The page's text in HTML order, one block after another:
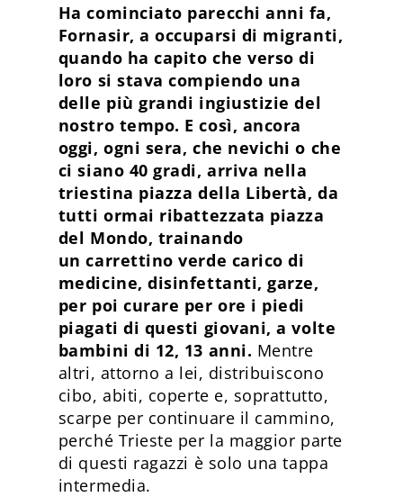
Ha cominciato parecchi anni fa,
Fornasir, a occuparsi di migranti,
quando ha capito che verso di
loro si stava compiendo una
delle più grandi ingiustizie del
nostro tempo. E così, ancora
oggi, ogni sera, che nevichi o che
ci siano 40 gradi, arriva nella
triestina piazza della Libertà, da
tutti ormai ribattezzata piazza
del Mondo, trainando
un carrettino verde carico di
medicine, disinfettanti, garze,
per poi curare per ore i piedi
piagati di questi giovani, a volte
bambini di 12, 13 anni. Mentre
altri, attorno a lei, distribuiscono
cibo, abiti, coperte e, soprattutto,
scarpe per continuare il cammino,
perché Trieste per la maggior parte
di questi ragazzi è solo una tappa
intermedia.